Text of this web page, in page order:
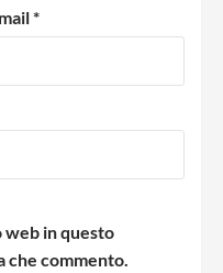
*
web in questo
che commento.